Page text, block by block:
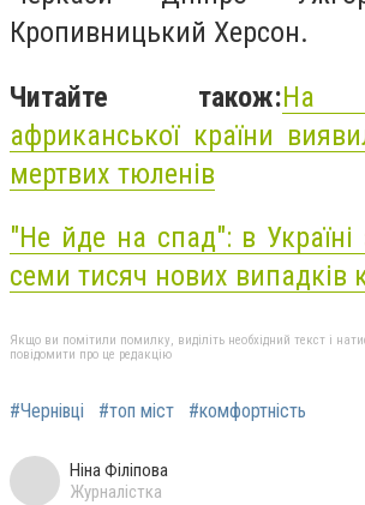
Кропивницький Херсон.
Читайте також:На
африканської країни
мертвих тюленів
"Не йде на спад": в Україні
семи тисяч нових випадків
Якщо ви помітили помилку, виділіть необхідний текст і
повідомити про це редакцію
#Чернівці #топ міст #комфортність
Ніна Філіпова
Журналістка